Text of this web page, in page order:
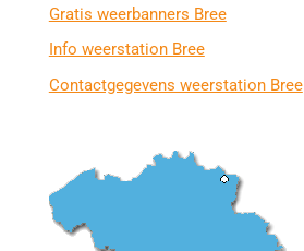
Gratis weerbanners Bree
Info weerstation Bree
Contactgegevens weerstation Bree